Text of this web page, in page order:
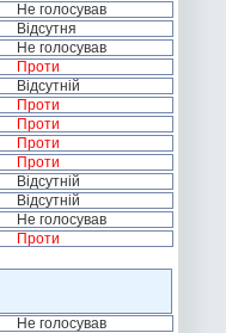
Не голосував
Відсутня
Не голосував
Проти
Відсутній
Проти
Проти
Проти
Проти
Відсутній
Відсутній
Не голосував
Проти
Не голосував